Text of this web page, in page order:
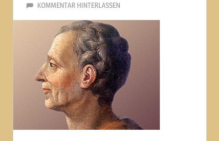
22. JANUAR 2015
MARTINA BERG
KOMMENTAR HINTERLASSEN